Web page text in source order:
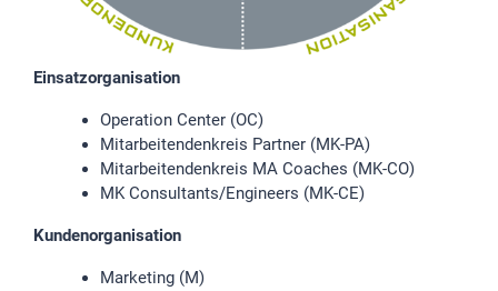
Einsatzorganisation
Operation Center (OC)
Mitarbeitendenkreis Partner (MK-PA)
Mitarbeitendenkreis MA Coaches (MK-CO)
MK Consultants/Engineers (MK-CE)
Kundenorganisation
Marketing (M)